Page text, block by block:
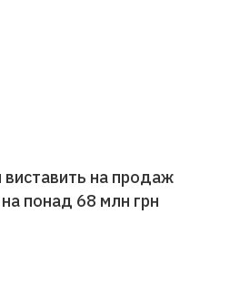
на продаж
на понад 68 млн грн